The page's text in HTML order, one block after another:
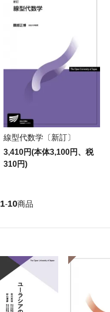
線型代数学〔新訂〕
3,410円(本体3,100円、税
310円)
1-10商品